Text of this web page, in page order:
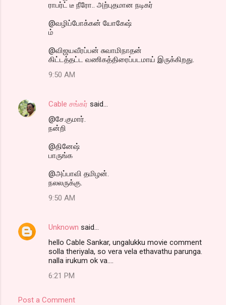
ராபர்ட் டீ நீரோ.. அற்புதமான நடிகர்
@வழிப்போக்கன் யோகேஷ்
ம்
@விஜயவீரப்பன் சுவாமிநாதன்
கிட்டத்தட்ட வணிகத்திரைப்படமாய் இருக்கிறது.
9:50 AM
Cable சங்கர் said…
@சே.குமார்.
நன்றி
@தினேஷ்
பாருங்க
@அப்பாவி தமிழன்.
நலலருக்கு.
9:50 AM
Unknown said…
hello Cable Sankar, ungalukku movie comment
solla theriyala, so vera vela ethavathu parunga.
nalla irukum ok va....
6:21 PM
Post a Comment